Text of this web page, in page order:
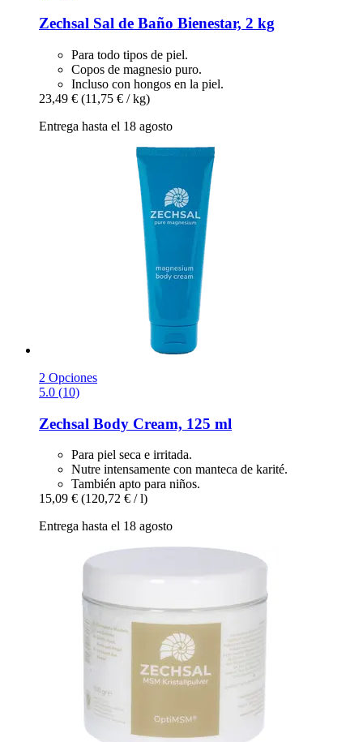
Zechsal Sal de Baño Bienestar, 2 kg
Para todo tipos de piel.
Copos de magnesio puro.
Incluso con hongos en la piel.
23,49 € (11,75 € / kg)
Entrega hasta el 18 agosto
2 Opciones
5.0 (10)
Zechsal Body Cream, 125 ml
Para piel seca e irritada.
Nutre intensamente con manteca de karité.
También apto para niños.
15,09 € (120,72 € / l)
Entrega hasta el 18 agosto